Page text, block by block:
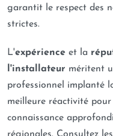
garantit le respect des
strictes.
L'expérience et la
l'installateur méritent
professionnel implanté
meilleure réactivité
connaissance